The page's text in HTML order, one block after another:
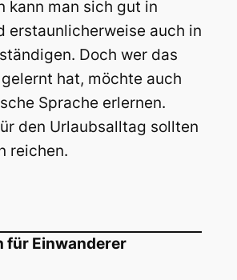
kann man sich gut in
erstaunlicherweise auch in
Doch wer das
hat, möchte auch
Sprache erlernen.
den Urlaubsalltag sollten
reichen.
für Einwanderer